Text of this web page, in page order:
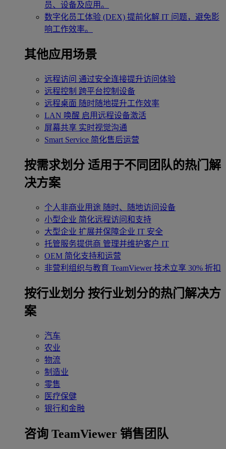
员、设备及应用。
数字化员工体验 (DEX) 提前化解 IT 问题，避免影
响工作效率。
其他应用场景
远程访问 通过安全连接提升访问体验
远程控制 跨平台控制设备
远程桌面 随时随地提升工作效率
LAN 唤醒 启用远程设备激活
屏幕共享 实时视觉沟通
Smart Service 简化售后运营
按需求划分 适用于不同团队的热门解
决方案
个人非商业用途 随时、随地访问设备
小型企业 简化远程访问和支持
大型企业 扩展并保障企业 IT 安全
托管服务提供商 管理并维护客户 IT
OEM 简化支持和运营
非营利组织与教育 TeamViewer 技术立享 30% 折扣
‌按行业划分 按行业划分的热门解决方
案
汽车
农业
物流
制造业
零售
医疗保健
银行和金融
咨询 TeamViewer 销售团队